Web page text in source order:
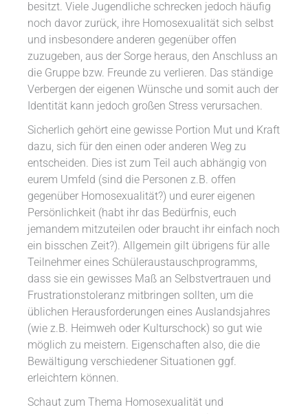
besitzt. Viele Jugendliche schrecken jedoch häufig
noch davor zurück, ihre Homosexualität sich selbst
und insbesondere anderen gegenüber offen
zuzugeben, aus der Sorge heraus, den Anschluss an
die Gruppe bzw. Freunde zu verlieren. Das ständige
Verbergen der eigenen Wünsche und somit auch der
Identität kann jedoch großen Stress verursachen.
Sicherlich gehört eine gewisse Portion Mut und Kraft
dazu, sich für den einen oder anderen Weg zu
entscheiden. Dies ist zum Teil auch abhängig von
eurem Umfeld (sind die Personen z.B. offen
gegenüber Homosexualität?) und eurer eigenen
Persönlichkeit (habt ihr das Bedürfnis, euch
jemandem mitzuteilen oder braucht ihr einfach noch
ein bisschen Zeit?). Allgemein gilt übrigens für alle
Teilnehmer eines Schüleraustauschprogramms,
dass sie ein gewisses Maß an Selbstvertrauen und
Frustrationstoleranz mitbringen sollten, um die
üblichen Herausforderungen eines Auslandsjahres
(wie z.B. Heimweh oder Kulturschock) so gut wie
möglich zu meistern. Eigenschaften also, die die
Bewältigung verschiedener Situationen ggf.
erleichtern können.
Schaut zum Thema Homosexualität und